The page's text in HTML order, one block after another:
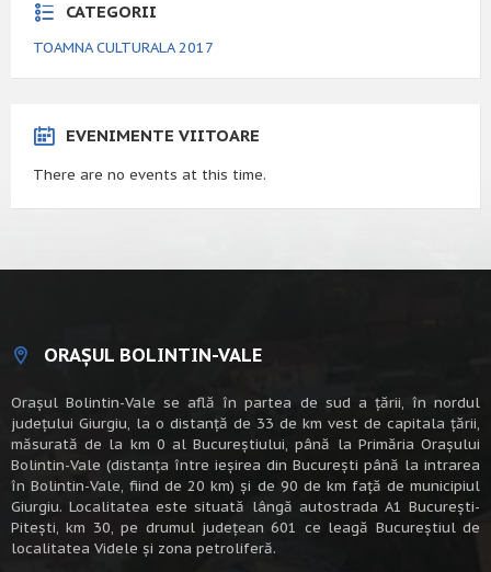
CATEGORII
TOAMNA CULTURALA 2017
EVENIMENTE VIITOARE
There are no events at this time.
ORAȘUL BOLINTIN-VALE
Oraşul Bolintin-Vale se află în partea de sud a ţării, în nordul
judeţului Giurgiu, la o distanţă de 33 de km vest de capitala țării,
măsurată de la km 0 al Bucureștiului, până la Primăria Orașului
Bolintin-Vale (distanța între ieșirea din București până la intrarea
în Bolintin-Vale, fiind de 20 km) şi de 90 de km faţă de municipiul
Giurgiu. Localitatea este situată lângă autostrada A1 Bucureşti-
Piteşti, km 30, pe drumul judeţean 601 ce leagă Bucureştiul de
localitatea Videle şi zona petroliferă.